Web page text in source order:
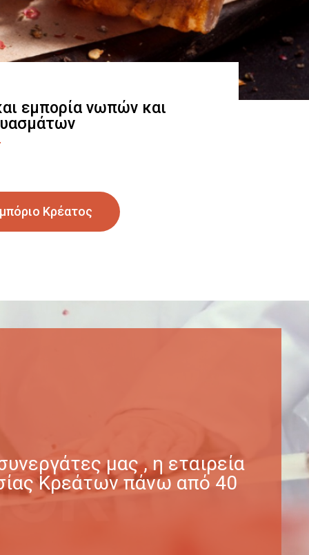
εμπορία νωπών και
Κρέατος
μας , η εταιρεία
Κρεάτων πάνω από 40